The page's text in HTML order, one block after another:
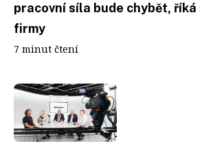
pracovní síla bude chybět,
firmy
7 minut čtení